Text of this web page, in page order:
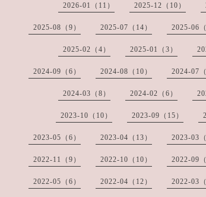
2026-01（11） 2025-12（10）
2025-08（9） 2025-07（14） 2025-06（
2025-02（4） 2025-01（3）
2024-09（6） 2024-08（10） 2024-07（
2024-03（8） 2024-02（6）
2023-10（10） 2023-09（15）
2023-05（6） 2023-04（13） 2023-03（
2022-11（9） 2022-10（10） 2022-09（
2022-05（6） 2022-04（12） 2022-03（